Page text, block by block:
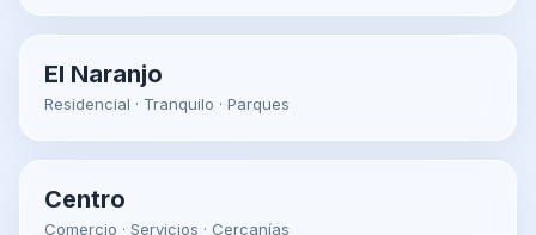
El Naranjo
Residencial · Tranquilo · Parques
Centro
Comercio · Servicios · Cercanías